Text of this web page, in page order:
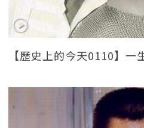
【歷史上的今天0110】